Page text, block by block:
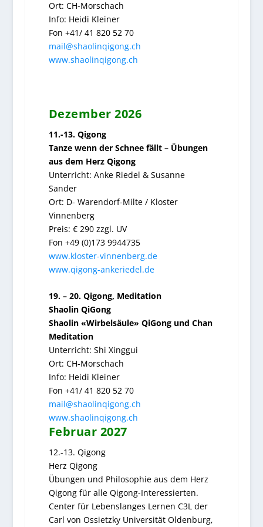
Ort: CH-Morschach
Info: Heidi Kleiner
Fon +41/ 41 820 52 70
mail@shaolinqigong.ch
www.shaolinqigong.ch
Dezember 2026
11.-13. Qigong
Tanze wenn der Schnee fällt – Übungen
aus dem Herz Qigong
Unterricht: Anke Riedel & Susanne
Sander
Ort: D- Warendorf-Milte / Kloster
Vinnenberg
Preis: € 290 zzgl. UV
Fon +49 (0)173 9944735
www.kloster-vinnenberg.de
www.qigong-ankeriedel.de
19. – 20. Qigong, Meditation
Shaolin QiGong
Shaolin «Wirbelsäule» QiGong und Chan
Meditation
Unterricht: Shi Xinggui
Ort: CH-Morschach
Info: Heidi Kleiner
Fon +41/ 41 820 52 70
mail@shaolinqigong.ch
www.shaolinqigong.ch
Februar 2027
12.-13. Qigong
Herz Qigong
Übungen und Philosophie aus dem Herz
Qigong für alle Qigong-Interessierten.
Center für Lebenslanges Lernen C3L der
Carl von Ossietzky Universität Oldenburg,